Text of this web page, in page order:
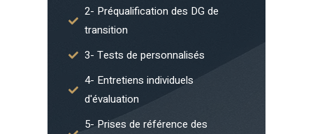
2- Préqualification des DG de
transition
3- Tests de personnalisés
4- Entretiens individuels
d'évaluation
5- Prises de référence des